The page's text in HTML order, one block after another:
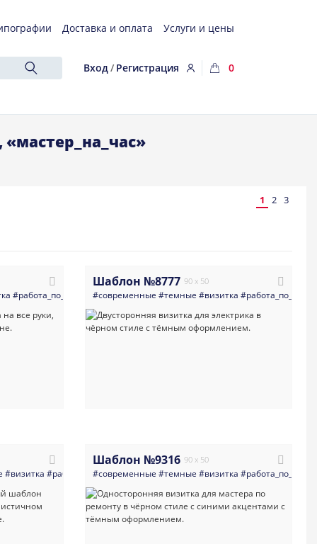
Доставка и оплата Услуги и цены
Вход/ Регистрация 0
1 2 3
#работа_по_дому_мастера_разнорабочие#мастер
Шаблон №8777 90 x 50
#современные #темные #визитка
#все_для_ремонта#строитель#электрика#мастер_на_все_руки
#визитка #работа_по_дому_мастера_разнорабочие#мастер#строитель
Шаблон №9316 90 x 50
#современные #темные #визитка